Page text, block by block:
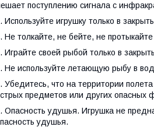
поступлению сигнала с
Используйте игрушку только в
Не толкайте, не бейте, не
Играйте своей рыбой только в
Не используйте летающую рыбу в
Убедитесь, что на территории
предметов или других опасных
Опасность удушья. Игрушка не
удушья.